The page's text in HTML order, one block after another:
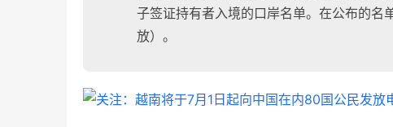
子签证持有者入境的口岸名单。在公布的名
放）。